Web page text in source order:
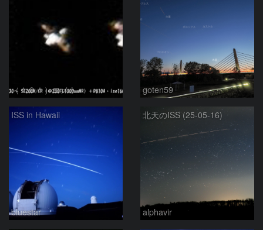
（＾０＾）コメト goten59
ISS in Hawaii
bluestar
北天のISS (25-05-16)
alphavir